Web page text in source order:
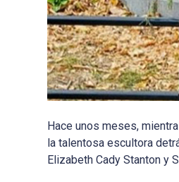
Hace unos meses,
la talentosa escultora
Elizabeth Cady Stanton y